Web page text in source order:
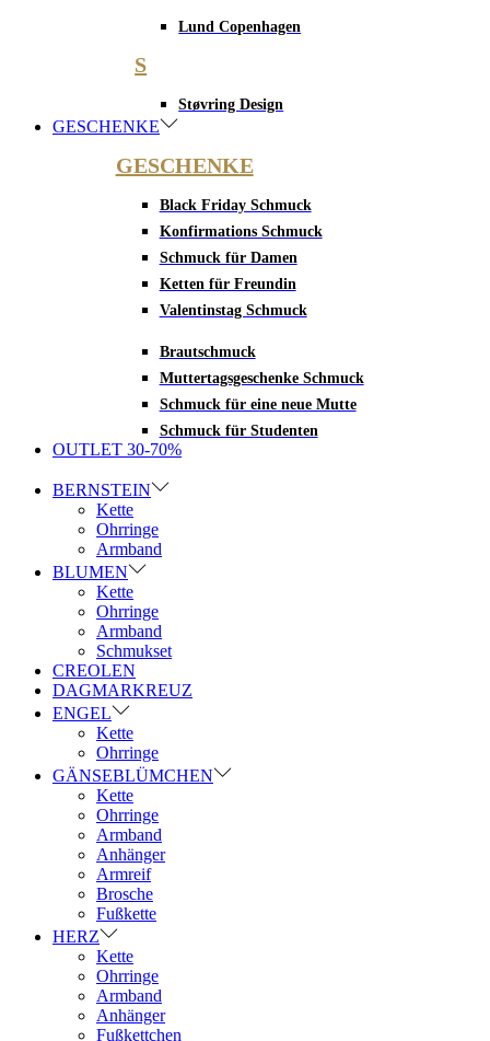
Lund Copenhagen
S
Støvring Design
GESCHENKE
GESCHENKE
Black Friday Schmuck
Konfirmations Schmuck
Schmuck für Damen
Ketten für Freundin
Valentinstag Schmuck
Brautschmuck
Muttertagsgeschenke Schmuck
Schmuck für eine neue Mutte
Schmuck für Studenten
OUTLET 30-70%
BERNSTEIN
Kette
Ohrringe
Armband
BLUMEN
Kette
Ohrringe
Armband
Schmukset
CREOLEN
DAGMARKREUZ
ENGEL
Kette
Ohrringe
GÄNSEBLÜMCHEN
Kette
Ohrringe
Armband
Anhänger
Armreif
Brosche
Fußkette
HERZ
Kette
Ohrringe
Armband
Anhänger
Fußkettchen